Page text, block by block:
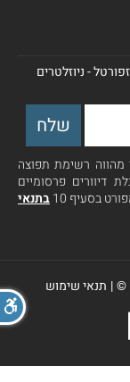
- ניוזלטרים
רשימת תפוצה
דיוורים פרסומיים
בסעיף 10
בתנאי
©
| תנאי שימוש